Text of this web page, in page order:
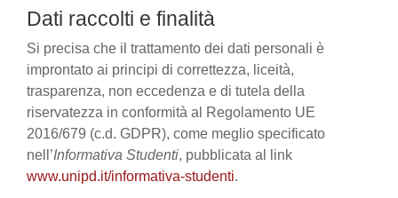
Dati raccolti e finalità
Si precisa che il trattamento dei dati personali è
improntato ai principi di correttezza, liceità,
trasparenza, non eccedenza e di tutela della
riservatezza in conformità al Regolamento UE
2016/679 (c.d. GDPR), come meglio specificato
nell’Informativa Studenti, pubblicata al link
www.unipd.it/informativa-studenti.